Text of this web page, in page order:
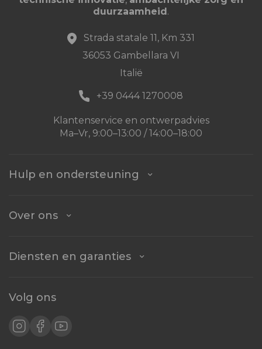
duurzaamheid.
Strada statale 11, Km 331
36053 Gambellara VI
Italië
+39 0444 1270008
Klantenservice en ontwerpadvies
Ma–Vr, 9:00–13:00 / 14:00–18:00
Hulp en ondersteuning
Over ons
Diensten en garanties
Volg ons